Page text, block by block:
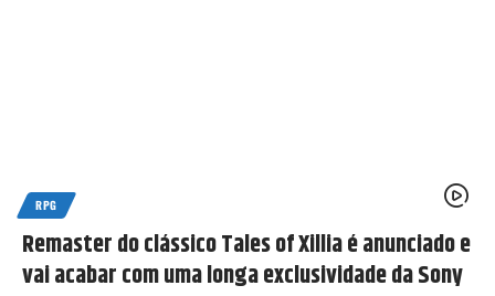
RPG
Remaster do clássico Tales of Xillia é anunciado e
vai acabar com uma longa exclusividade da Sony